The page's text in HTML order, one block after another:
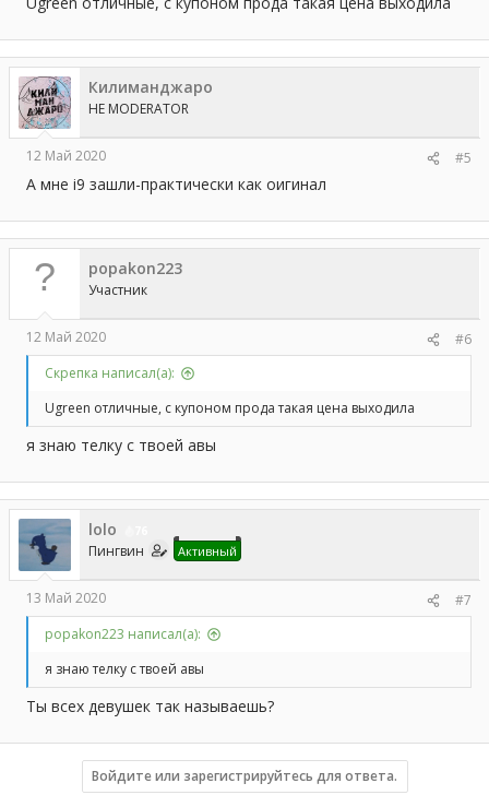
Килиманджаро
HE MODERATOR
12 Май 2020 #5
А мне i9 зашли-практически как оигинал
popakon223
Участник
12 Май 2020
#6
Скрепка написал(а):
Ugreen отличные, с купоном прода такая цена выходила
я знаю телку с твоей авы
lolo
Пингвин Активный
13 Май 2020
#7
popakon223 написал(а):
я знаю телку с твоей авы
Ты всех девушек так называешь?
Войдите или зарегистрируйтесь для ответа.